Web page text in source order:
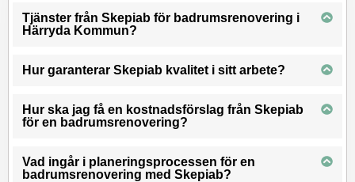
Tjänster från Skepiab för badrumsrenovering i
Härryda Kommun?
Hur garanterar Skepiab kvalitet i sitt arbete?
Hur ska jag få en kostnadsförslag från Skepiab
för en badrumsrenovering?
Vad ingår i planeringsprocessen för en
badrumsrenovering med Skepiab?